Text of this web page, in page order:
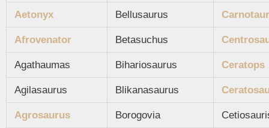
Aetonyx Bellusaurus
Afrovenator Betasuchus
Agathaumas Bihariosaurus Ceratops
Agilasaurus Blikanasaurus
Agrosaurus Borogovia